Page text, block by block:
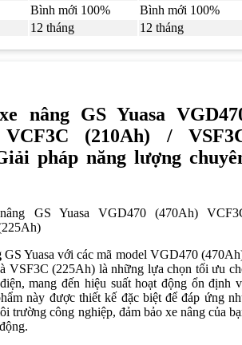
Bình mới 100%
Bình mới 100%
12 tháng 12 tháng
nâng GS Yuasa
(210Ah) /
pháp năng lượng
GS Yuasa với các mã model VGD470
VSF3C (225Ah) là những lựa chọn tối ưu
mang đến hiệu suất hoạt động ổn định
này được thiết kế đặc biệt để đáp ứng
trường công nghiệp, đảm bảo xe nâng của